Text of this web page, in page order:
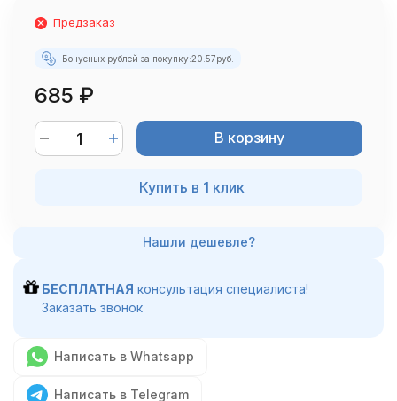
Предзаказ
Бонусных рублей за покупку:20.57руб.
685 ₽
В корзину
Купить в 1 клик
БЕСПЛАТНАЯ консультация специалиста!
Заказать звонок
Написать в Whatsapp
Написать в Telegram